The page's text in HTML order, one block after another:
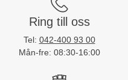
Ring till oss
Tel: 042-400 93 00
Mån-fre: 08:30-16:00